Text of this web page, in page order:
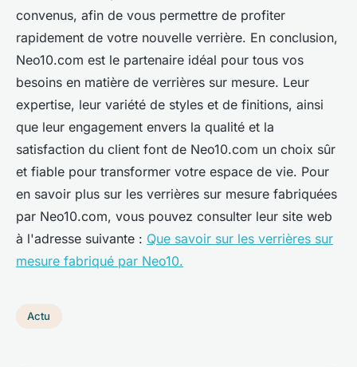
convenus, afin de vous permettre de profiter
rapidement de votre nouvelle verrière. En conclusion,
Neo10.com est le partenaire idéal pour tous vos
besoins en matière de verrières sur mesure. Leur
expertise, leur variété de styles et de finitions, ainsi
que leur engagement envers la qualité et la
satisfaction du client font de Neo10.com un choix sûr
et fiable pour transformer votre espace de vie. Pour
en savoir plus sur les verrières sur mesure fabriquées
par Neo10.com, vous pouvez consulter leur site web
à l'adresse suivante : Que savoir sur les verrières sur
mesure fabriqué par Neo10.
Actu